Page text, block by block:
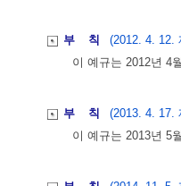
부 칙
(2012. 4. 12.
이 예규는 2012년 4
부 칙
(2013. 4. 17.
이 예규는 2013년 5